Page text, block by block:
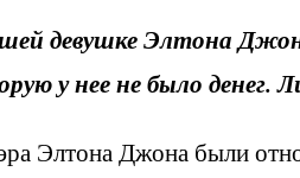
девушке Элтона
у нее не было денег.
Элтона Джона были